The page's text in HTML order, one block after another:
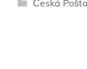
Česká Pošta